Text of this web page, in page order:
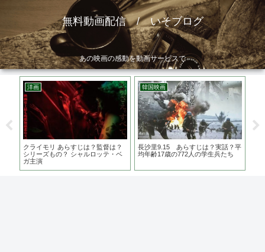
無料動画配信 / いそブログ
あの映画の感動を動画サービスで
里9.15 あらすじは？実話？平
齢17歳の772人の学生兵たち
邦画
空白 あらすじは？原作者は？ロケ
地は？ 古田新太、松坂桃李主演
邦画
痛くない死に
族の物語~あ